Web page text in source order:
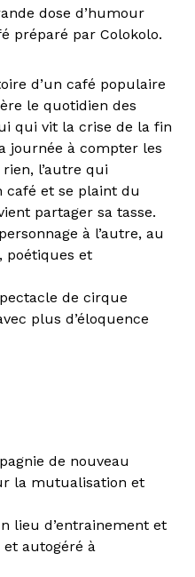
dose d’humour
préparé par Colokolo.
d’un café populaire
le quotidien des
qui vit la crise de la fin
journée à compter les
l’autre qui
café et se plaint du
partager sa tasse.
à l’autre, au
poétiques et
de cirque
plus d’éloquence
de nouveau
la mutualisation et
lieu d’entrainement et
autogéré à